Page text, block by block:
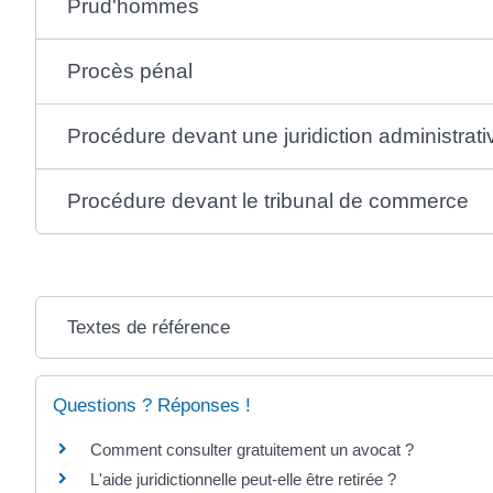
Prud'hommes
Procès pénal
Procédure devant une juridiction
Procédure devant le tribunal de commerce
Textes de référence
Questions ? Réponses !
Comment consulter gratuitement un avocat ?
L'aide juridictionnelle peut-elle être retirée ?